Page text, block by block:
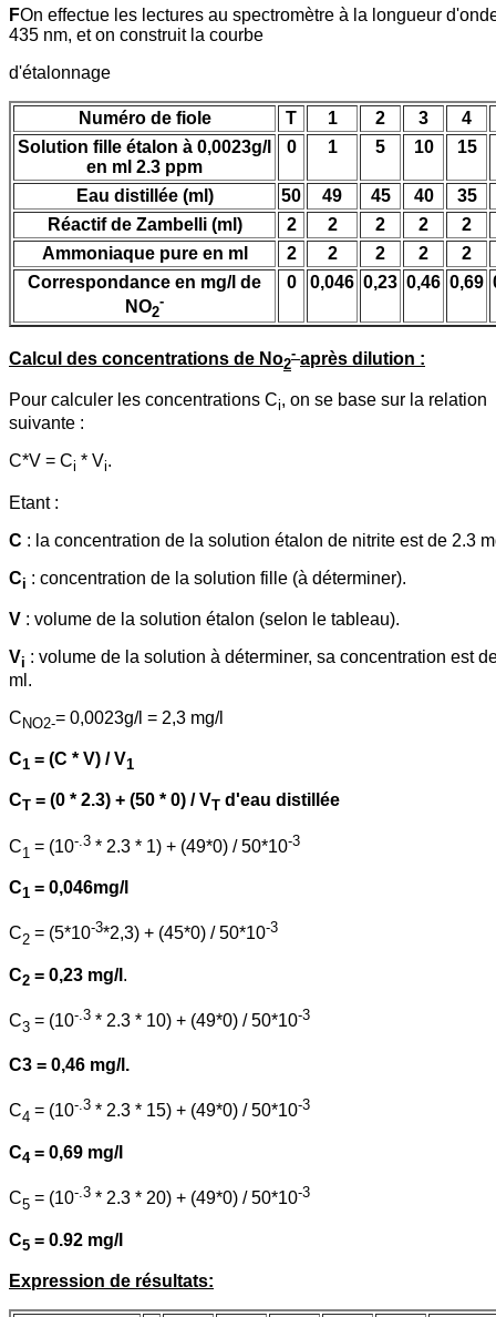
FOn effectue les lectures au spectromètre à la longueur
435 nm, et on construit la courbe
d'étalonnage
Numéro de fiole T 1 2 3
4
Solution fille étalon à 0,0023g/l
en ml 2.3 ppm
0 1 5 10 15
Eau distillée (ml) 50 49 45 40
35
Réactif de Zambelli (ml)
2 2 2 2
2
Ammoniaque pure en ml
2 2 2 2
2
Correspondance en mg/l de
NO2
-
0 0,046 0,23 0,46 0,69
Calcul des concentrations de No2
- après dilution :
Pour calculer les concentrations Ci, on se base sur la relation
suivante :
C*V = Ci * Vi.
Etant :
C : la concentration de la solution étalon de nitrite est de 2.3
Ci : concentration de la solution fille (à déterminer).
V : volume de la solution étalon (selon le tableau).
Vi : volume de la solution à déterminer, sa concentration est
ml.
C NO2-= 0,0023g/l = 2,3 mg/l
C1 = (C * V) / V1
CT = (0 * 2.3) + (50 * 0) / VT d'eau distillée
C1 = (10-.3 * 2.3 * 1) + (49*0) / 50*10-3
C1 = 0,046mg/l
C2 = (5*10-3*2,3) + (45*0) / 50*10-3
C2 = 0,23 mg/l .
C3 = (10-.3 * 2.3 * 10) + (49*0) / 50*10-3
C3 = 0,46 mg/l.
C4 = (10-.3 * 2.3 * 15) + (49*0) / 50*10-3
C4 = 0,69 mg/l
C5 = (10-.3 * 2.3 * 20) + (49*0) / 50*10-3
C5 = 0.92 mg/l
Expression de résultats: